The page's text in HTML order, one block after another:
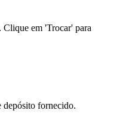
Clique em 'Trocar' para
depósito fornecido.